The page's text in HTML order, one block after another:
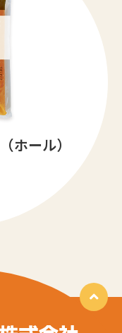
（ホール）